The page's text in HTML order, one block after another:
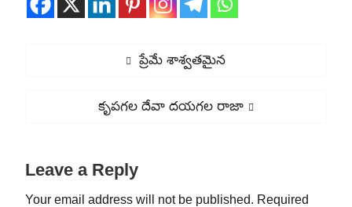
Previous
ప్రేమే శాశ్వతమైన
Next
కృపగల దేవా దయగల రాజా
Leave a Reply
Your email address will not be published. Required